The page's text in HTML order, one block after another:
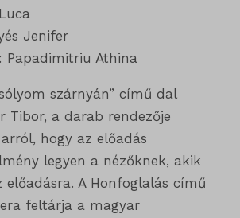
Jenifer
Papadimitriu Athina
szárnyán” című dal
Tibor, a darab rendezője
hogy az előadás
legyen a nézőknek, akik
A Honfoglalás című
feltárja a magyar